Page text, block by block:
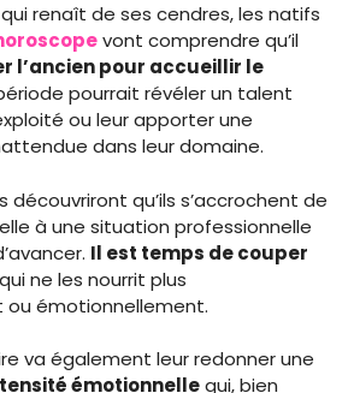
renaît de ses cendres, les natifs
vont comprendre qu’il
l’ancien pour accueillir le
pourrait révéler un talent
ou leur apporter une
dans leur domaine.
découvriront qu’ils s’accrochent de
à une situation professionnelle
Il est temps de couper
ne les nourrit plus
émotionnellement.
va également leur redonner une
émotionnellequi, bien